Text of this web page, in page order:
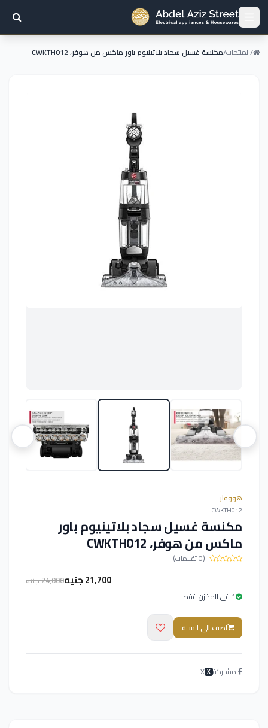
/المنتجات/مكنسة غسيل سجاد بلاتينيوم باور ماكس من هوفر، CWKTH012
هووفار
CWKTH012
مكنسة غسيل سجاد بلاتينيوم باور
ماكس من هوفر، CWKTH012
(0 تقييمات)
21,700 جنيه
24,000 جنيه
1 فى المخزن فقط
اضف الى السلة
مشاركة X
X